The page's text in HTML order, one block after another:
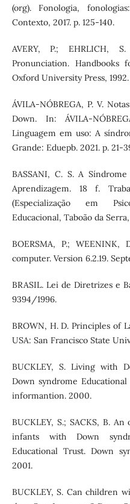
(org). Fonologia,
Contexto, 2017. p. 125-140.
AVERY, P.; EHRLICH,
Pronunciation. Handbooks
Oxford University Press, 1992.
ÁVILA-NÓBREGA, P. V.
Down. In: ÁVILA-
Linguagem em uso: A
Grande: Eduepb. 2021. p. 21-
BASSANI, C. S. A
Aprendizagem. 18 f.
(Especialização em
Educacional, Taboão da
BOERSMA, P.;
computer. Version 6.2.19.
BRASIL. Lei de Diretrizes e
9394/1996.
BROWN, H. D. Principles of
USA: San Francisco State
BUCKLEY, S. Living with
Down syndrome
informantion. 2000.
BUCKLEY, S.; SACKS, B.
infants with Down
Educational Trust. Down
2001.
BUCKLEY, S. Can children